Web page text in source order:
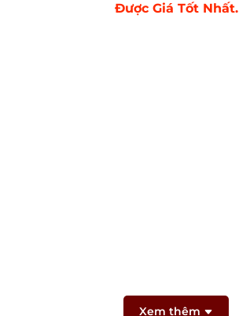
Được Giá Tốt Nhất.
Xem thêm